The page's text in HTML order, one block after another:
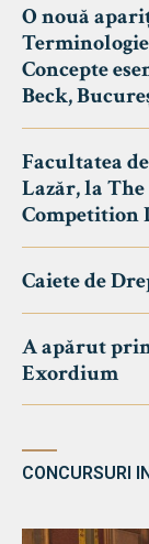
O nouă
Concepte
Beck,
Facultatea
Lazăr, la
Competition
Caiete de
A apărut
Exordium
CONCURSURI